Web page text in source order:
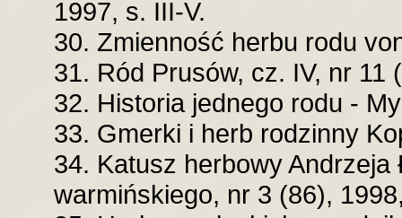
1997, s. III-V.
30. Zmienność herbu rodu
31. Ród Prusów, cz. IV, nr 11
32. Historia jednego rodu -
33. Gmerki i herb rodzinny
34. Katusz herbowy
warmińskiego, nr 3 (86),